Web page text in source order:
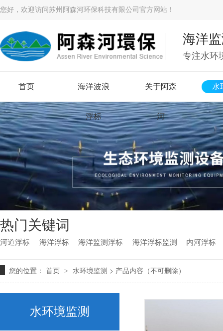
您好，欢迎访问苏州阿森河环保科技有限公司官方网站！
海洋
专注水环
首页 海洋波浪
浮标
关于阿森
河
水
热门关键词
河道浮标 海洋浮标 海洋监测浮标 海洋浮标监测 内河浮标
您的位置： 首页 > 水环境监测 > 产品内容（不可删除）
水环境监测